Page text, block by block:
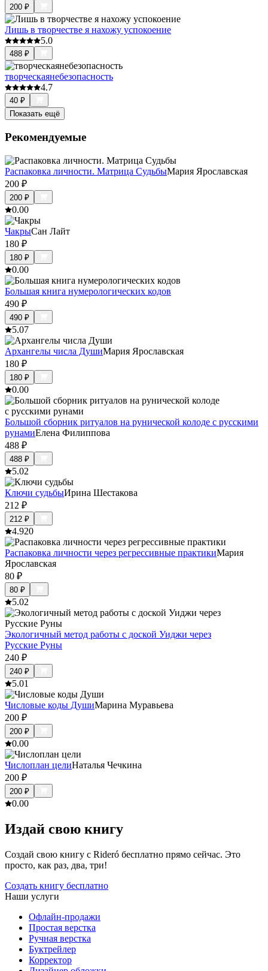
200 ₽
Лишь в творчестве я нахожу успокоение
5.0
488 ₽
творческаянебезопасность
4.7
40 ₽
Показать ещё
Рекомендуемые
Распаковка личности. Матрица СудьбыМария Ярославская
200 ₽
200 ₽
0.00
ЧакрыСан Лайт
180 ₽
180 ₽
0.00
Большая книга нумерологических кодов
490 ₽
490 ₽
5.07
Архангелы числа ДушиМария Ярославская
180 ₽
180 ₽
0.00
Большой сборник ритуалов на рунической колоде с русскими
рунамиЕлена Филиппова
488 ₽
488 ₽
5.02
Ключи судьбыИрина Шестакова
212 ₽
212 ₽
4.920
Распаковка личности через регрессивные практикиМария
Ярославская
80 ₽
80 ₽
5.02
Экологичный метод работы с доской Уиджи через
Русские Руны
240 ₽
240 ₽
5.01
Числовые коды ДушиМарина Муравьева
200 ₽
200 ₽
0.00
Числоплан целиНаталья Чечкина
200 ₽
200 ₽
0.00
Издай свою книгу
Создай свою книгу с Rideró бесплатно прямо сейчас. Это
просто, как раз, два, три!
Создать книгу бесплатно
Наши услуги
Офлайн-продажи
Простая верстка
Ручная верстка
Буктрейлер
Корректор